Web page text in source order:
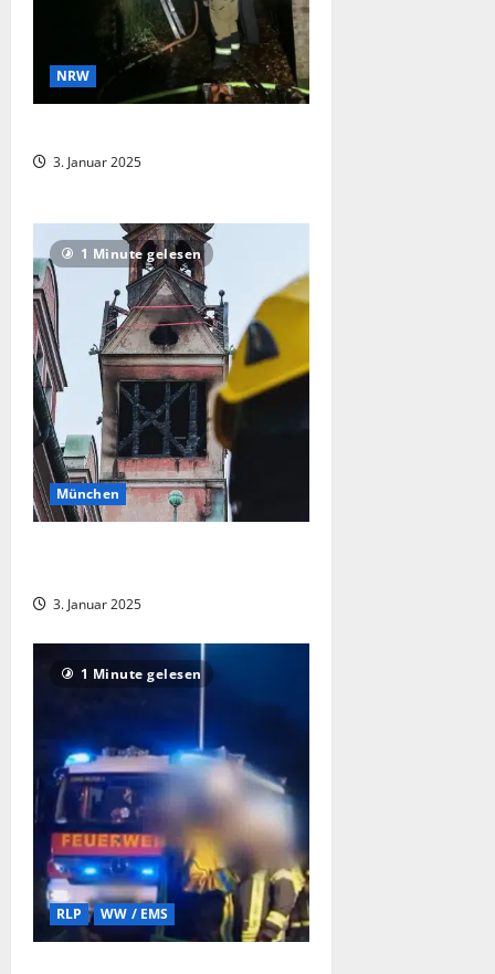
NRW
3. Januar 2025
1 Minute gelesen
München
3. Januar 2025
1 Minute gelesen
RLP WW / EMS